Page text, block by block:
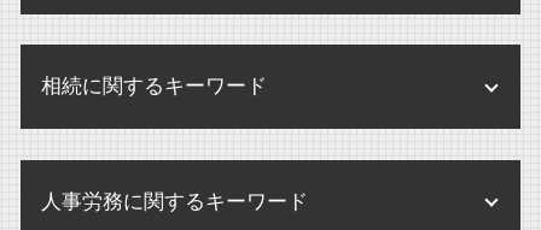
監査 病院
医療法人 m&a
企業 保全活動
内部規定 とは
相続に関するキーワード
遺言 認知症
婚外子 相続させたくない
人事労務に関するキーワード